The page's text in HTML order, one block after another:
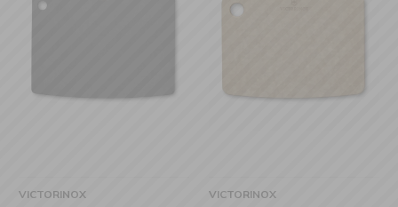
VICTORINOX VICTORINOX